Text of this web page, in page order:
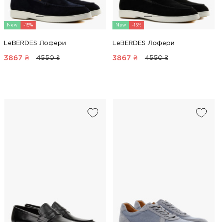
New -15%
LeBERDES Лофери
3867 ₴ 4550 ₴
New -15%
LeBERDES Лофери
3867 ₴ 4550 ₴